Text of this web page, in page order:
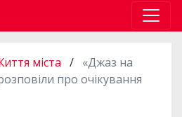
міста / «Джаз на
про очікування